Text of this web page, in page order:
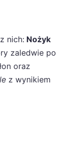
nich: Nożyk
zaledwie po
oraz
z wynikiem